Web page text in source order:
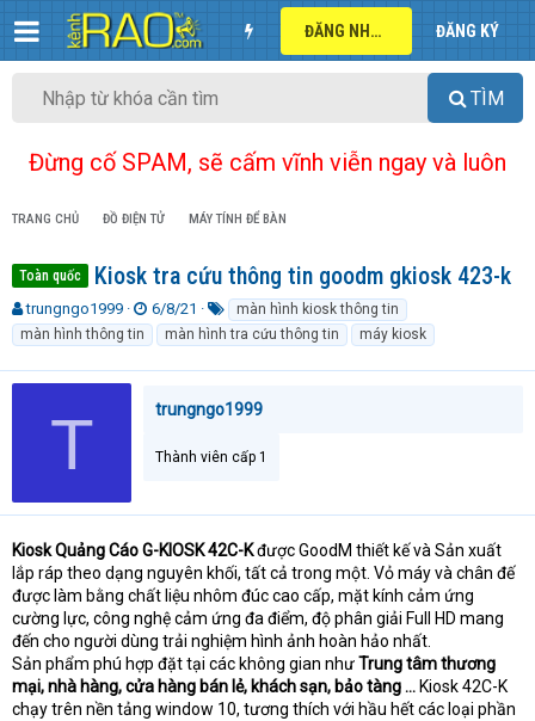
ĐĂNG NHẬP ĐĂNG KÝ
TÌM
Đừng cố SPAM, sẽ cấm vĩnh viễn ngay và luôn
TRANG CHỦ ĐỒ ĐIỆN TỬ MÁY TÍNH ĐỂ BÀN
Toàn quốc Kiosk tra cứu thông tin goodm gkiosk 423-k
T
h
r
e
r
e
r
trungngo1999
N
g
à
y
ử
6/8/21
ừ
k
h
a
màn hình kiosk thông tin
màn hình thông tin
màn hình tra cứu thông tin máy kiosk
T trungngo1999
Thành viên cấp 1
Kiosk Quảng Cáo G-KIOSK 42C-Kđược GoodM thiết kế và Sản xuất
lắp ráp theo dạng nguyên khối, tất cả trong một. Vỏ máy và chân đế
được làm bằng chất liệu nhôm đúc cao cấp, mặt kính cảm ứng
cường lực, công nghệ cảm ứng đa điểm, độ phân giải Full HD mang
đến cho người dùng trải nghiệm hình ảnh hoàn hảo nhất.
Sản phẩm phú hợp đặt tại các không gian nhưTrung tâm thương
mại, nhà hàng, cửa hàng bán lẻ, khách sạn, bảo tàng ... Kiosk 42C-K
chạy trên nền tảng window 10, tương thích với hầu hết các loại phần